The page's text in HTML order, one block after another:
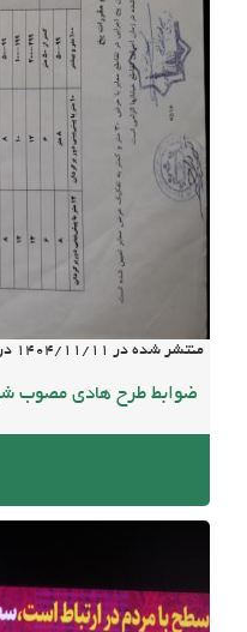
منتشر شده در 1404/11/11
ضوابط طرح هادی مصوب